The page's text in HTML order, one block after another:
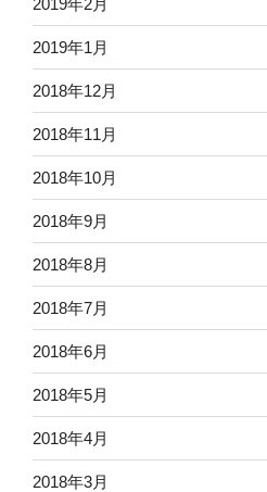
2019年1月
2018年12月
2018年11月
2018年10月
2018年9月
2018年8月
2018年7月
2018年6月
2018年5月
2018年4月
2018年3月